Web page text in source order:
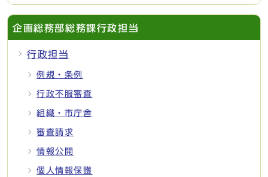
企画総務部総務課行政担当
行政担当
例規・条例
行政不服審査
組織・市庁舎
審査請求
情報公開
個人情報保護